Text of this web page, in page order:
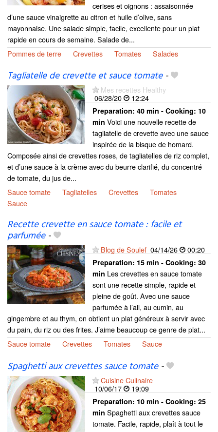
cerises et oignons : assaisonnée
d’une sauce vinaigrette au citron et huile d’olive, sans
mayonnaise. Une salade simple, facile, excellente pour un plat
rapide en cours de semaine. Salade de...
Pommes de terre
Crevettes Tomates Salades
Tagliatelle de crevette et sauce tomate-
Mes recettes Healthy
06/28/20
12:24
Preparation: 40 min - Cooking: 10
min Voici une nouvelle recette de
tagliatelle de crevette avec une sauce
inspirée de la bisque de homard.
Composée ainsi de crevettes roses, de tagliatelles de riz complet,
et d’une sauce à la crème avec du beurre clarifié, du concentré
de tomate, du jus de...
Sauce tomate
Tagliatelles Crevettes
Tomates
Sauce
Recette crevette en sauce tomate : facile et
parfumée-
Blog de Soulef 04/14/26 00:20
Preparation: 15 min - Cooking: 30
min Les crevettes en sauce tomate
sont une recette simple, rapide et
pleine de goût. Avec une sauce
parfumée à l’ail, au cumin, au
gingembre et au thym, on obtient un plat généreux à servir avec
du pain, du riz ou des frites. J’aime beaucoup ce genre de plat...
Sauce tomate
Crevettes Tomates Sauce
Spaghetti aux crevettes sauce tomate-
Cuisine Culinaire
10/06/17
19:09
Preparation: 10 min - Cooking: 25
min Spaghetti aux crevettes sauce
tomate. Facile, rapide, plaît à tout le